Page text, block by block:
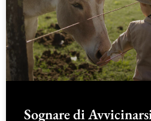
Sognare di